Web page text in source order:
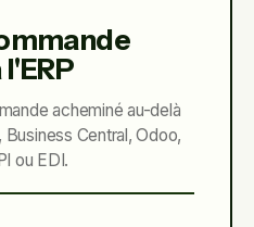
acheminé au-delà
Central, Odoo,
ou EDI.